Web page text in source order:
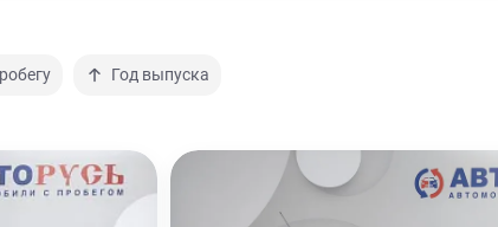
Год выпуска